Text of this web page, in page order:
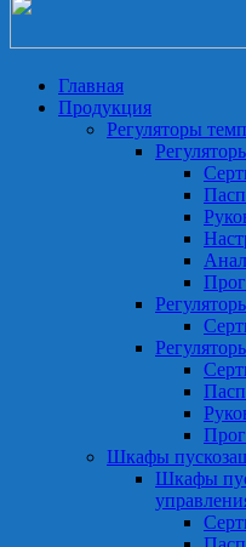
Главная
Продукция
Регуляторы
Шкафы
Шкафы